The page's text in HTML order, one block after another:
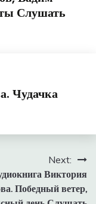
Слушать
Чудачка
Next:
Виктория
Победный ветер,